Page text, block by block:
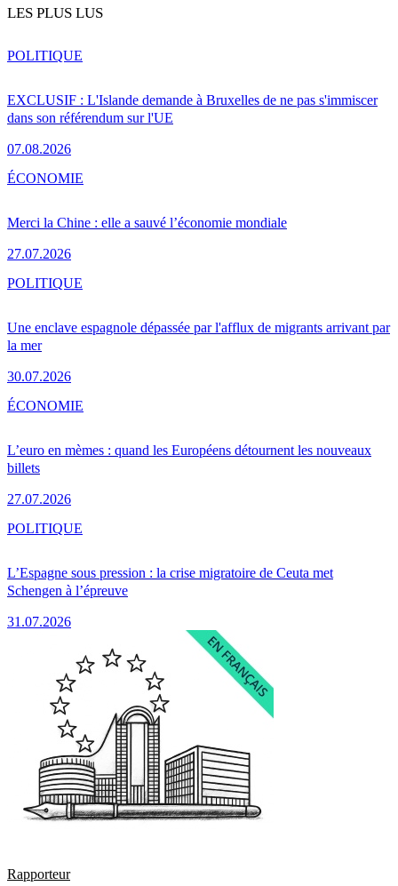
LES PLUS LUS
EXCLUSIF : L'Islande demande à Bruxelles de ne pas s'immiscer
dans son référendum sur l'UE
07.08.2026
POLITIQUE
Merci la Chine : elle a sauvé l’économie mondiale
27.07.2026
ÉCONOMIE
Une enclave espagnole dépassée par l'afflux de migrants arrivant par
la mer
30.07.2026
POLITIQUE
L’euro en mèmes : quand les Européens détournent les nouveaux
billets
27.07.2026
ÉCONOMIE
L’Espagne sous pression : la crise migratoire de Ceuta met
Schengen à l’épreuve
31.07.2026
POLITIQUE
Rapporteur